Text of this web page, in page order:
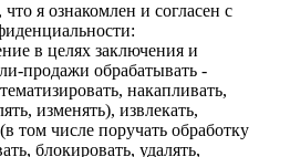
я ознакомлен и согласен с
в целях заключения и
продажи обрабатывать -
накапливать,
изменять), извлекать,
том числе поручать обработку
блокировать, удалять,